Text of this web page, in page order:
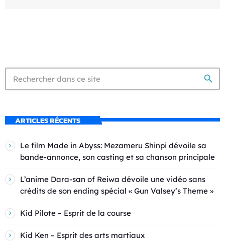
search
ARTICLES RÉCENTS
Le film Made in Abyss: Mezameru Shinpi dévoile sa
bande-annonce, son casting et sa chanson principale
L’anime Dara-san of Reiwa dévoile une vidéo sans
crédits de son ending spécial « Gun Valsey’s Theme »
Kid Pilote – Esprit de la course
Kid Ken – Esprit des arts martiaux